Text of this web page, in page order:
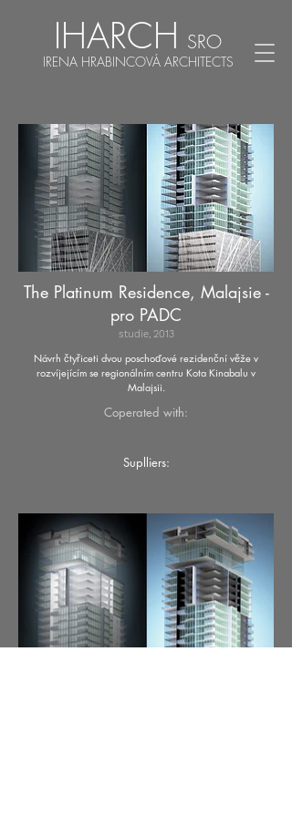
IHARCH SRO
IRENA HRABINCOVÁ ARCHITECTS
The Platinum Residence, Malajsie -
pro PADC
studie, 2013
Návrh čtyřiceti dvou poschoďové rezidenční věže v
rozvíjejícím se regionálním centru Kota Kinabalu v
Malajsii.
Coperated with:
Suplliers: